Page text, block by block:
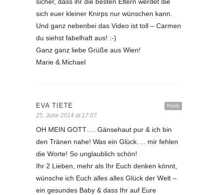
sicher, dass ihr die besten Eltern werdet die
sich euer kleiner Knirps nur wünschen kann.
Und ganz nebenbei das Video ist toll – Carmen
du siehst fabelhaft aus! :-)
Ganz ganz liebe Grüße aus Wien!
Marie & Michael
Reply
EVA TIETE
25. June 2014 at 17:07
OH MEIN GOTT…. Gänsehaut pur & ich bin
den Tränen nahe! Was ein Glück…. mir fehlen
die Worte! So unglaublich schön!
Ihr 2 Lieben, mehr als Ihr Euch denken könnt,
wünsche ich Euch alles alles Glück der Welt –
ein gesundes Baby & dass Ihr auf Eure